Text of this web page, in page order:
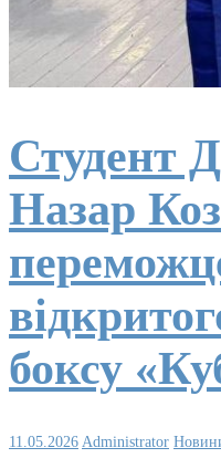
Студент
Назар
боксу
11.05.2026 Administrator